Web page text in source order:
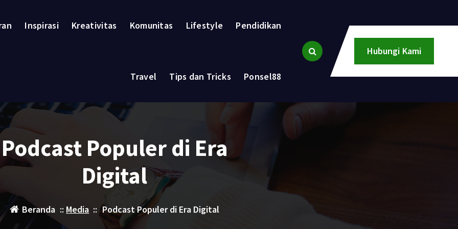
Inspirasi Kreativitas Komunitas Lifestyle Pendidikan
Travel Tips dan Tricks Ponsel88
Hubungi Kami
Podcast Populer di Era
Digital
Beranda :: Media :: Podcast Populer di Era Digital